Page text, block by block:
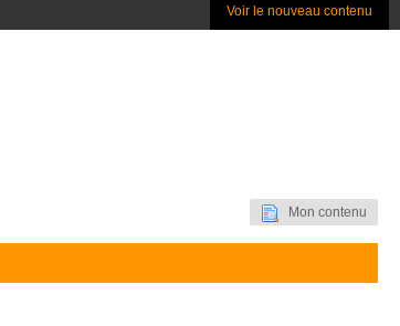
Voir le nouveau contenu
Mon contenu